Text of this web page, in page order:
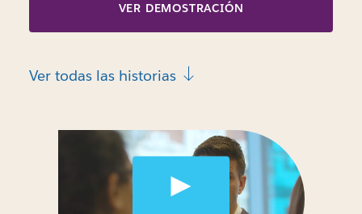
VER DEMOSTRACIÓN
Ver todas las historias